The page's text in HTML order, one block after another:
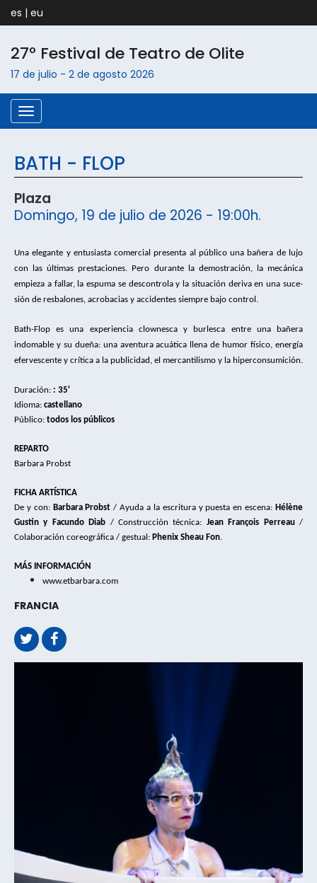
es | eu
27º Festival de Teatro de Olite
17 de julio - 2 de agosto 2026
Menú
BATH - FLOP
Plaza
Domingo, 19 de julio de 2026 - 19:00h.
Una elegante y entusiasta comercial presenta al público una bañera de lujo
con las últimas prestaciones. Pero durante la demostración,
la mecánica
empieza a fallar, la espuma se
sión de resbalones, acrobacias y accidentes siempre bajo control.
Bath-Flop es una experiencia clownesca y
burlesca entre una bañera
indomable y su dueña: una aventura acuática llena de humor físico, energía
efervescente y crítica a la publicidad, el mercantilismo y la hiperconsumición.
Duración: : 35'
Idioma: castellano
Público: todos los públicos
REPARTO
Barbara Probst
FICHA ARTÍSTICA
De y con: Barbara Probst / Ayuda a la escritura y puesta en escena: Hélène
Gustin y Facundo Diab / Construcción técnica: Jean François Perreau
Colaboración coreográfica / gestual: Phenix Sheau Fon.
MÁS INFORMACIÓN
www.etbarbara.com
FRANCIA